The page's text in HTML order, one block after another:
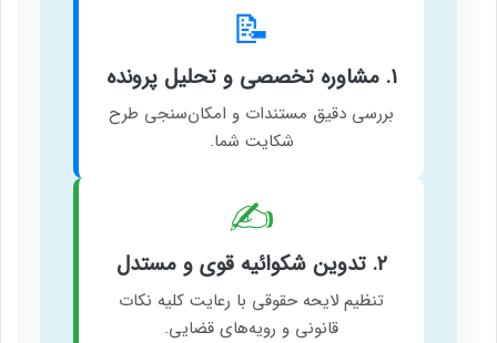
📝
۱. مشاوره تخصصی و تحلیل پرونده
بررسی دقیق مستندات و امکان‌سنجی طرح
شکایت شما.
✍️
۲. تدوین شکوائیه قوی و مستدل
تنظیم لایحه حقوقی با رعایت کلیه نکات
قانونی و رویه‌های قضایی.